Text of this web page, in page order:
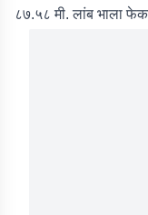
८७.५८ मी. लांब भाला